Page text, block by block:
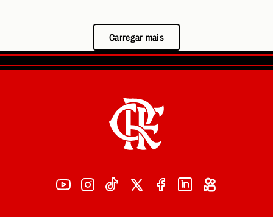
Carregar mais